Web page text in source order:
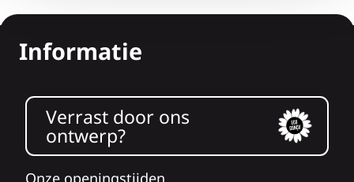
Informatie
Verrast door ons
ontwerp?
Onze openingstijden